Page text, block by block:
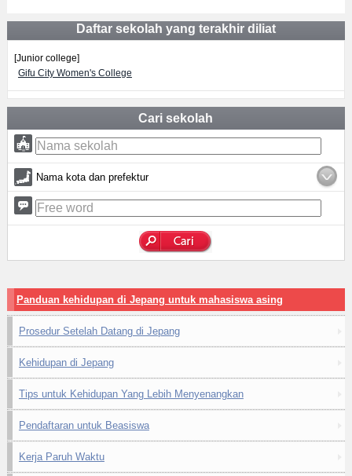
Daftar sekolah yang terakhir diliat
[Junior college]
Gifu City Women's College
Cari sekolah
Nama kota dan prefektur
Panduan kehidupan di Jepang untuk mahasiswa asing
Prosedur Setelah Datang di Jepang
Kehidupan di Jepang
Tips untuk Kehidupan Yang Lebih Menyenangkan
Pendaftaran untuk Beasiswa
Kerja Paruh Waktu